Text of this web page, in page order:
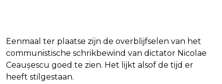
Eenmaal ter plaatse zijn de overblijfselen van het
communistische schrikbewind van dictator Nicolae
Ceaușescu goed te zien. Het lijkt alsof de tijd er
heeft stilgestaan.